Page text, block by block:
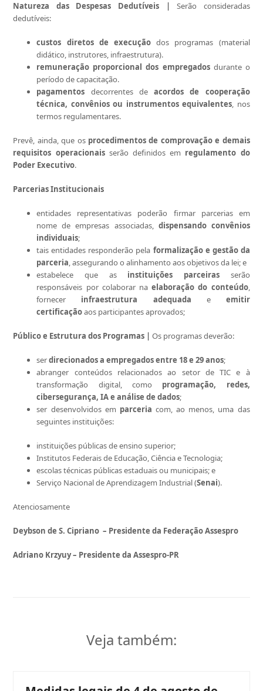
Natureza das Despesas Dedutíveis |Serão consideradas
dedutíveis:
custos diretos de execução dos programas (material
didático, instrutores, infraestrutura).
remuneração proporcional dos empregadosdurante o
período de capacitação.
pagamentos decorrentes deacordos de cooperação
técnica, convênios ou instrumentos equivalentes, nos
termos regulamentares.
Prevê, ainda, que os procedimentos de comprovação e demais
requisitos operacionaisserão definidos em regulamento do
Poder Executivo.
Parcerias Institucionais
entidades representativas poderão firmar parcerias em
nome de empresas associadas, dispensando convênios
individuais;
tais entidades responderão pela formalização e gestão da
parceria, assegurando o alinhamento aos objetivos da lei; e
estabelece que as instituições parceirasserão
responsáveis por colaborar naelaboração do conteúdo,
fornecer infraestrutura adequada e emitir
certificaçãoaos participantes aprovados;
Público e Estrutura dos Programas |Os programas deverão:
serdirecionados a empregados entre 18 e 29 anos;
abranger conteúdos relacionados ao setor de TIC e à
transformação digital, como programação, redes,
cibersegurança, IA e análise de dados;
ser desenvolvidos em parceria com, ao menos, uma das
seguintes instituições:
instituições públicas de ensino superior;
Institutos Federais de Educação, Ciência e Tecnologia;
escolas técnicas públicas estaduais ou municipais; e
Serviço Nacional de Aprendizagem Industrial (Senai).
Atenciosamente
Deybson de S. Cipriano – Presidente da Federação Assespro
Adriano Krzyuy – Presidente da Assespro-PR
Veja também: